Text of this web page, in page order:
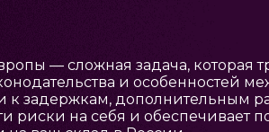
— сложная задача, которая
и особенностей
к задержкам, дополнительным
риски на себя и обеспечивает